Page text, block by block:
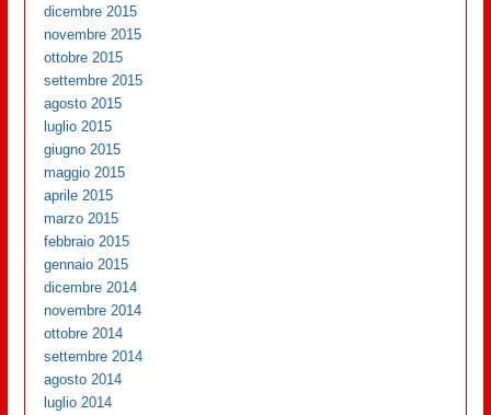
dicembre 2015
novembre 2015
ottobre 2015
settembre 2015
agosto 2015
luglio 2015
giugno 2015
maggio 2015
aprile 2015
marzo 2015
febbraio 2015
gennaio 2015
dicembre 2014
novembre 2014
ottobre 2014
settembre 2014
agosto 2014
luglio 2014